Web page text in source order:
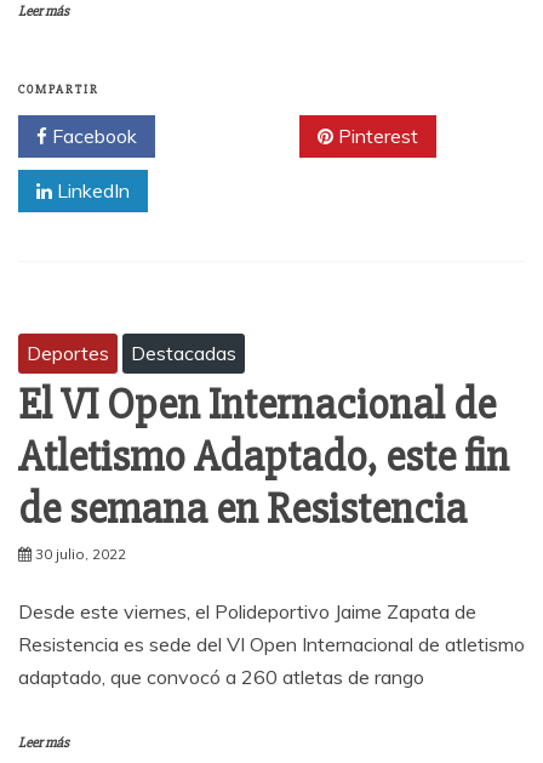
Leer más
COMPARTIR
Facebook Pinterest
LinkedIn
Deportes Destacadas
El VI Open Internacional de
Atletismo Adaptado, este fin
de semana en Resistencia
30 julio, 2022
Desde este viernes, el Polideportivo Jaime Zapata de
Resistencia es sede del VI Open Internacional de atletismo
adaptado, que convocó a 260 atletas de rango
Leer más